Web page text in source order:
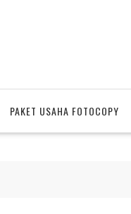
PAKET USAHA FOTOCOPY